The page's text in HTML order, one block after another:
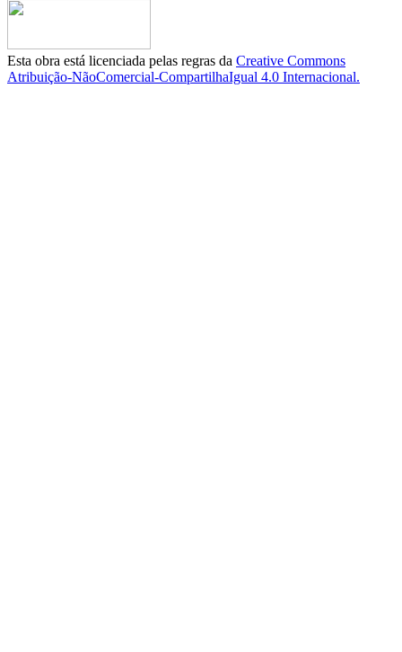
Esta obra está licenciada pelas regras da Creative Commons
Atribuição-NãoComercial-CompartilhaIgual 4.0 Internacional.